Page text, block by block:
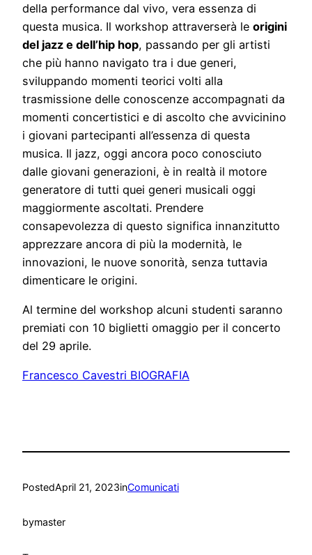
della performance dal vivo, vera essenza di
questa musica. Il workshop attraverserà le origini
del jazz e dell’hip hop, passando per gli artisti
che più hanno navigato tra i due generi,
sviluppando momenti teorici volti alla
trasmissione delle conoscenze accompagnati da
momenti concertistici e di ascolto che avvicinino
i giovani partecipanti all’essenza di questa
musica. Il jazz, oggi ancora poco conosciuto
dalle giovani generazioni, è in realtà il motore
generatore di tutti quei generi musicali oggi
maggiormente ascoltati. Prendere
consapevolezza di questo significa innanzitutto
apprezzare ancora di più la modernità, le
innovazioni, le nuove sonorità, senza tuttavia
dimenticare le origini.
Al termine del workshop alcuni studenti saranno
premiati con 10 biglietti omaggio per il concerto
del 29 aprile.
Francesco Cavestri BIOGRAFIA
PostedApril 21, 2023inComunicati
bymaster